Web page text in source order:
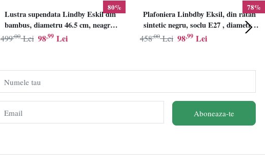
80%
Lustra supendata Lindby Eskil din
bambus, diametru 46.5 cm, neagra,
E27
98,99 Lei
499,00 Lei
78%
Plafoniera Linbdby Eksil, din ratan
sintetic negru, soclu E27 , diametru
46.5cm, LINDBY
98,99 Lei
458,00 Lei
Numele tau
Email Aboneaza-te